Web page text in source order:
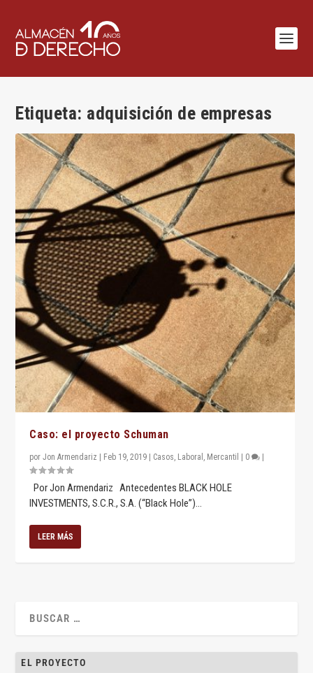
Etiqueta: adquisición de empresas
Caso: el proyecto Schuman
porJon Armendariz Feb 19, 2019 Casos, Laboral , Mercantil 0
Por Jon Armendariz Antecedentes BLACK HOLE
INVESTMENTS, S.C.R., S.A. (“Black Hole”)...
LEER MÁS
EL PROYECTO